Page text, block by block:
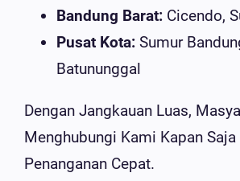
Bandung Barat: Cicendo,
Pusat Kota: Sumur
Batununggal
Dengan Jangkauan Luas,
Menghubungi Kami Kapan Saja
Penanganan Cepat.